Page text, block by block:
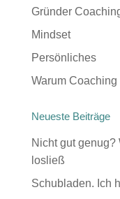
Gründer
Mindset
Persönliches
Warum Coaching
Neueste Beiträge
Nicht gut
losließ
Schubladen. Ich